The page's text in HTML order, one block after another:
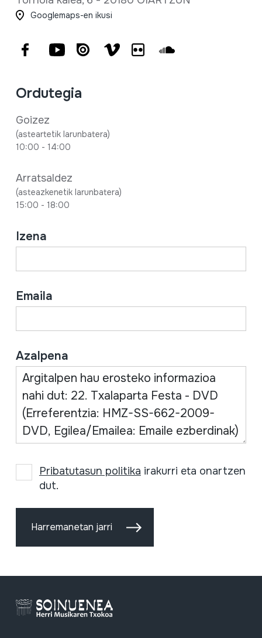
Googlemaps-en ikusi
FacebookYoutubeIssuuVimeo FlickrSoundCloud
Ordutegia
Goizez
(asteartetik larunbatera)
10:00 - 14:00
Arratsaldez
(asteazkenetik larunbatera)
15:00 - 18:00
Izena
Emaila
Azalpena
Pribatutasun politika irakurri eta onartzen
dut.
Harremanetan jarri